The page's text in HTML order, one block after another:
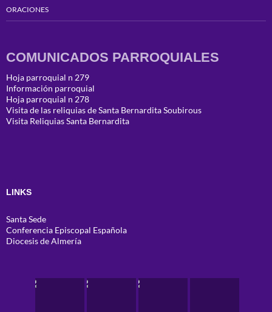
ORACIONES
COMUNICADOS PARROQUIALES
Hoja parroquial n 279
Información parroquial
Hoja parroquial n 278
Visita de las reliquias de Santa Bernardita Soubirous
Visita Reliquias Santa Bernardita
LINKS
Santa Sede
Conferencia Episcopal Española
Diocesis de Almería